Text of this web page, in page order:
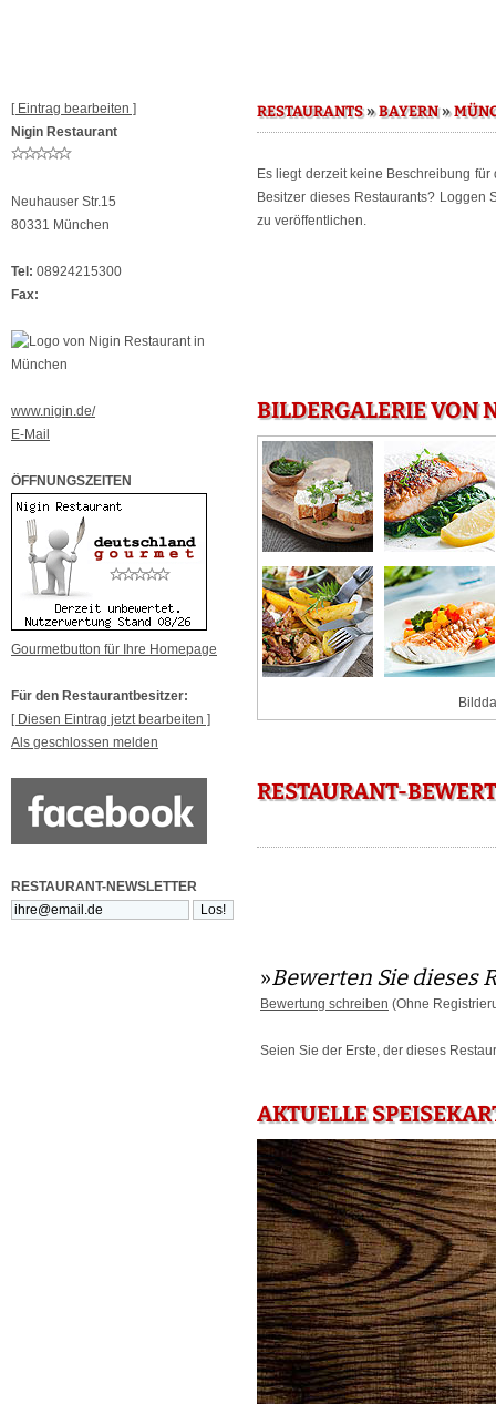
[ Eintrag bearbeiten ]
Nigin Restaurant
Neuhauser Str.15
80331 München
Tel: 08924215300
Fax:
www.nigin.de/
E-Mail
ÖFFNUNGSZEITEN
Gourmetbutton für Ihre Homepage
Für den Restaurantbesitzer:
[ Diesen Eintrag jetzt bearbeiten ]
Als geschlossen melden
RESTAURANT-NEWSLETTER
RESTAURANTS»BAYERN»
Es liegt derzeit keine Beschreibung
Besitzer dieses Restaurants? Loggen
zu veröffentlichen.
BILDERGALERIE VON
RESTAURANT-
»Bewerten Sie dieses
Bewertung schreiben (Ohne
Seien Sie der Erste, der dieses
AKTUELLE